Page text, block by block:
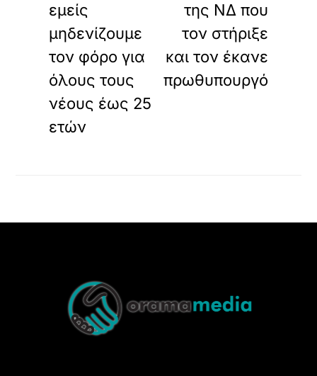
εμείς
μηδενίζουμε
τον φόρο για
όλους τους
νέους έως 25
ετών
της ΝΔ που
τον στήριξε
και τον έκανε
πρωθυπουργό
Top